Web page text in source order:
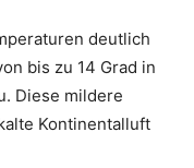
deutlich
bis zu 14 Grad in
Diese mildere
Kontinentalluft